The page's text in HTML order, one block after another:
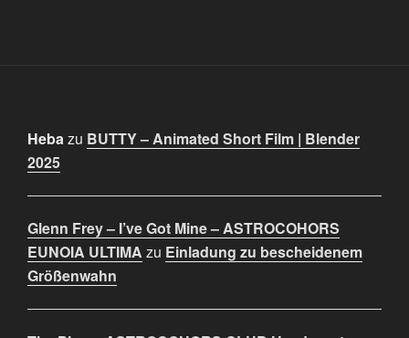
Hebazu BUTTY – Animated Short Film | Blender
2025
Glenn Frey – I’ve Got Mine – ASTROCOHORS
EUNOIA ULTIMA zu Einladung zu bescheidenem
Größenwahn